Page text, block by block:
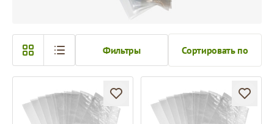
Сортировать по
Фильтры